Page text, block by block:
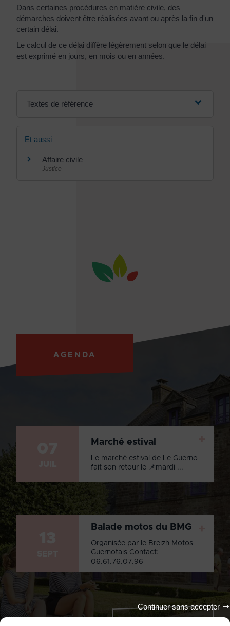
Continuer sans accepter
Dans certaines procédures en matière civile, des
démarches doivent être réalisées avant ou après la fin d'un
certain délai.
Le calcul de ce délai diffère légèrement selon que le délai
est exprimé en jours, en mois ou en années.
Textes de référence
Et aussi
Affaire civile
Justice
AGENDA
Marché estival
Le marché estival de Le Guerno
fait son retour le 📌mardi ...
Balade motos du BMG
Organisée par le Breizh Motos
Guernotais Contact:
06.61.76.07.96